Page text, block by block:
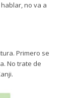
no va a
Primero se
No trate de